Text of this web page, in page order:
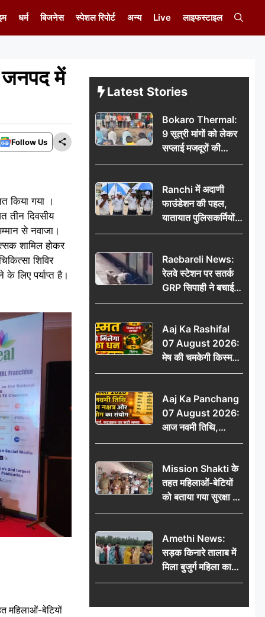
धर्म बिजनेस स्पेशल रिपोर्ट अन्य Live लाइफस्टाइल
जनपद में
Follow Us
किया गया ।
तीन दिवसीय
से नवाजा।
शामिल होकर
शिविर
लिए पर्याप्त है।
बेटियों
Latest Stories
Bokaro Thermal:
9 सूत्री मांगों को लेकर
सप्लाई मजदूरों की
हुंकार, 12 अगस्त के
Ranchi में अदाणी
फाउंडेशन की पहल,
यातायात पुलिसकर्मियों
को वितरित किए गए छाते
Raebareli News:
रेलवे स्टेशन पर सतर्क
GRP सिपाही ने बचाई
महिला की जान, चलती
हादसा टला; घटना
CCTV में कैद
Aaj Ka Rashifal
07 August 2026:
मेष की चमकेगी किस्मत,
वृष को मिलेगा अटका
हाल
Aaj Ka Panchang
07 August 2026:
आज नवमी तिथि,
कृतिका नक्षत्र और वृद्धि
मुहूर्त, राहुकाल का सही
समय
Mission Shakti के
तहत महिलाओं-बेटियों
को बताया गया सुरक्षा के
अधिकार
Amethi News:
सड़क किनारे तालाब में
मिला बुजुर्ग महिला का
शव, संदिग्ध परिस्थितियों